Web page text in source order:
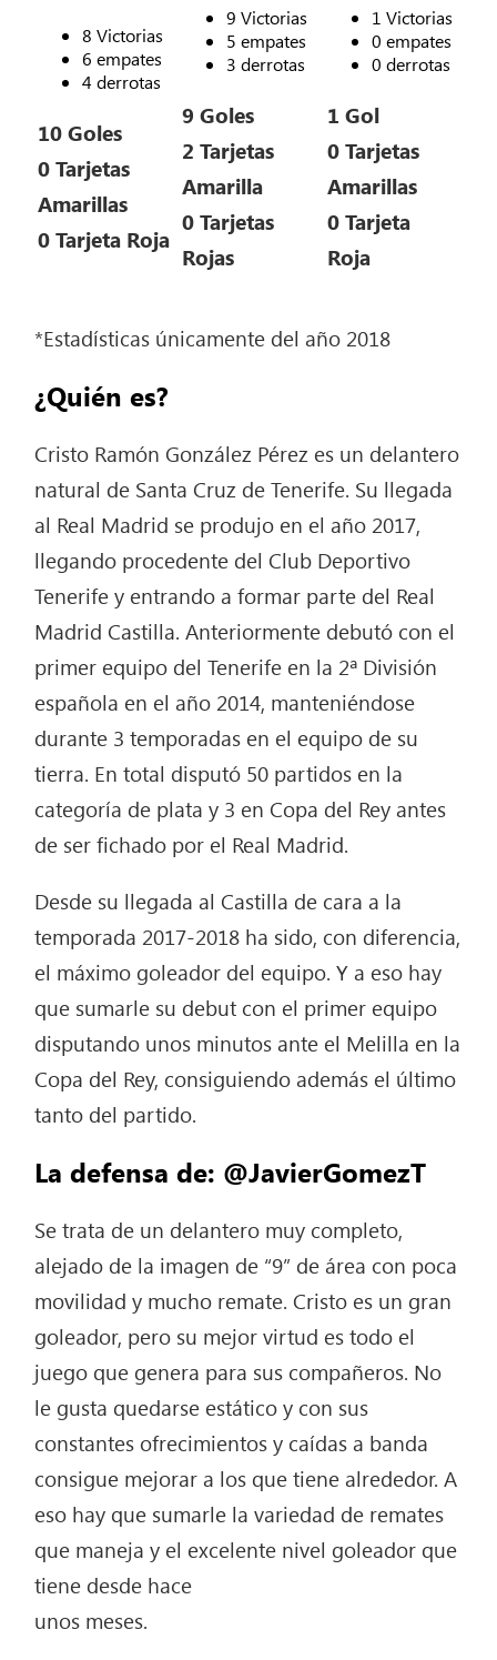
8 Victorias
6 empates
4 derrotas
10 Goles
0 Tarjetas
Amarillas
0 Tarjeta Roja
9 Victorias
5 empates
3 derrotas
9 Goles
2 Tarjetas
Amarilla
0 Tarjetas
Rojas
1 Victorias
0 empates
0 derrotas
1 Gol
0 Tarjetas
Amarillas
0 Tarjeta
Roja
*Estadísticas únicamente del año 2018
¿Quién es?
Cristo Ramón González Pérez es un delantero
natural de Santa Cruz de Tenerife. Su llegada
al Real Madrid se produjo en el año 2017,
llegando procedente del Club Deportivo
Tenerife y entrando a formar parte del Real
Madrid Castilla. Anteriormente debutó con el
primer equipo del Tenerife en la 2ª División
española en el año 2014, manteniéndose
durante 3 temporadas en el equipo de su
tierra. En total disputó 50 partidos en la
categoría de plata y 3 en Copa del Rey antes
de ser fichado por el Real Madrid.
Desde su llegada al Castilla de cara a la
temporada 2017-2018 ha sido, con diferencia,
el máximo goleador del equipo. Y a eso hay
que sumarle su debut con el primer equipo
disputando unos minutos ante el Melilla en la
Copa del Rey, consiguiendo además el último
tanto del partido.
La defensa de: @JavierGomezT
Se trata de un delantero muy completo,
alejado de la imagen de “9” de área con poca
movilidad y mucho remate. Cristo es un gran
goleador, pero su mejor virtud es todo el
juego que genera para sus compañeros. No
le gusta quedarse estático y con sus
constantes ofrecimientos y caídas a banda
consigue mejorar a los que tiene alrededor. A
eso hay que sumarle la variedad de remates
que maneja y el excelente nivel goleador que
tiene desde hace
unos meses.